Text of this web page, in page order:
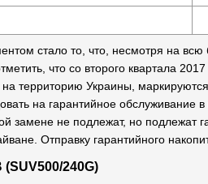
стало то, что, несмотря на всю
что со второго квартала
территорию Украины,
на гарантийное
замене не подлежат, но
Отправку гарантийного
240G)